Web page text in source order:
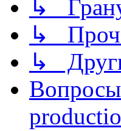
↳
↳
↳
Вопросы